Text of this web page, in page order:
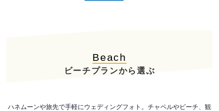
Beach
ビーチプランから選ぶ
ハネムーンや旅先で手軽にウェディングフォト。チャペルやビーチ、観